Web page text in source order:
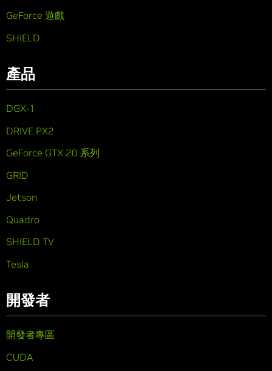
GeForce 遊戲
SHIELD
產品
DGX-1
DRIVE PX2
GeForce GTX 20 系列
GRID
Jetson
Quadro
SHIELD TV
Tesla
開發者
開發者專區
CUDA